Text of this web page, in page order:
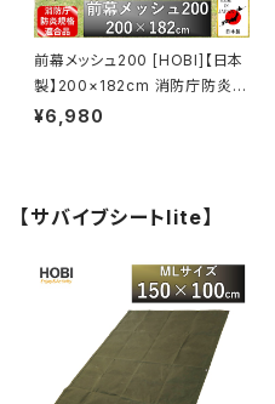
前幕メッシュ200 [HOBI]【日本
製】200×182cm 消防庁防炎規
格適合品 [無骨でタフ] 頑丈ハト
ア ホビ ブラック [MADE IN JA
¥6,980
【サバイブシートlite】